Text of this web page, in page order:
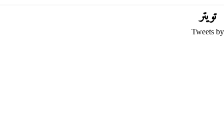
تويتر
Tweets by